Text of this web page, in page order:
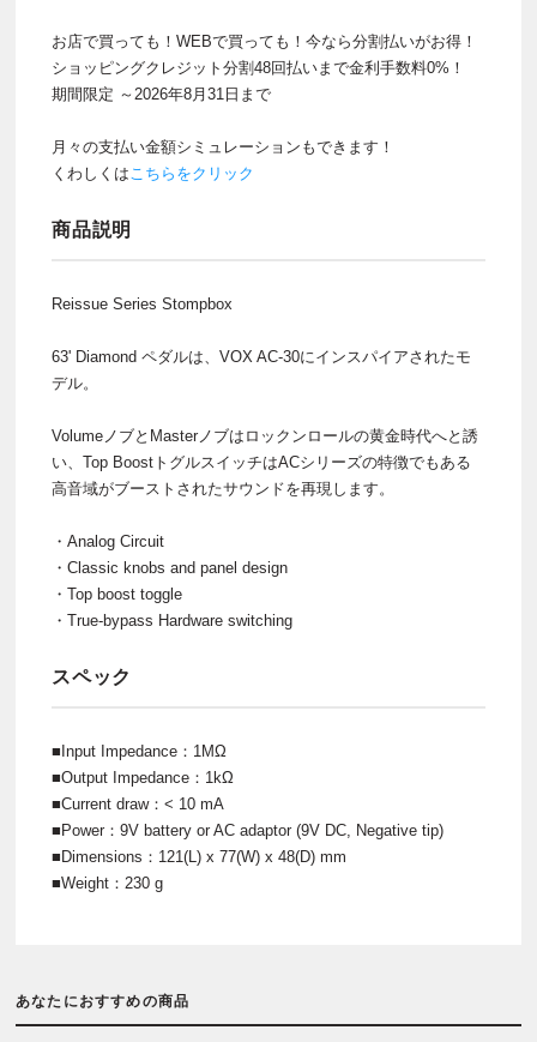
お店で買っても！WEBで買っても！今なら分割払いがお得！
ショッピングクレジット分割48回払いまで金利手数料0%！
期間限定 ～2026年8月31日まで
月々の支払い金額シミュレーションもできます！
くわしくはこちらをクリック
商品説明
Reissue Series Stompbox
63' Diamond ペダルは、VOX AC-30にインスパイアされたモ
デル。
VolumeノブとMasterノブはロックンロールの黄金時代へと誘
い、Top BoostトグルスイッチはACシリーズの特徴でもある
高音域がブーストされたサウンドを再現します。
・Analog Circuit
・Classic knobs and panel design
・Top boost toggle
・True-bypass Hardware switching
スペック
■Input Impedance：1MΩ
■Output Impedance：1kΩ
■Current draw：< 10 mA
■Power：9V battery or AC adaptor (9V DC, Negative tip)
■Dimensions：121(L) x 77(W) x 48(D) mm
■Weight：230 g
あなたにおすすめの商品